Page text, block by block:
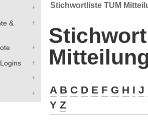
&
Stichwortliste TUM
A B C D E F G H I J
Y Z